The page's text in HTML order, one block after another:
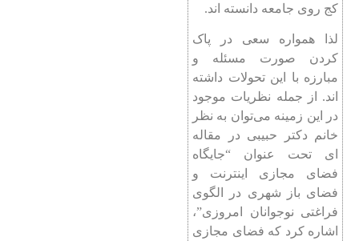
کج روی جامعه دانسته اند.
لذا همواره سعی در پاک
کردن صورت مسئله و
مبارزه با این تحولات داشته
اند. از جمله نظریات موجود
در این زمینه می‌توان به نظر
خانم دکتر حبیبی در مقاله
‌ای تحت عنوان “جایگاه
فضای مجازی اینترنت و
فضای باز شهری در الگوی
فراغتی نوجوانان امروزی”،
اشاره کرد که فضای مجازی